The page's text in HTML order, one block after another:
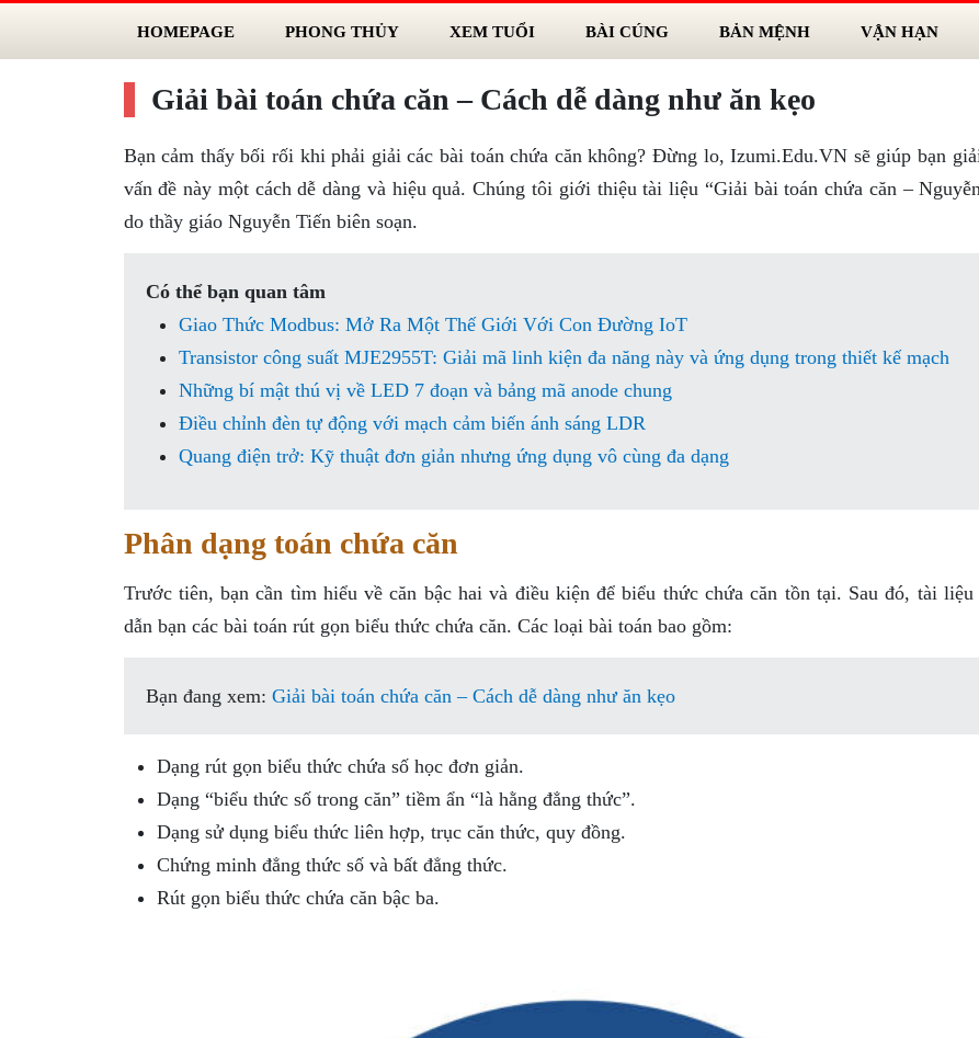
HOMEPAGE PHONG THỦY XEM TUỔI BÀI CÚNG BẢN MỆNH VẬN HẠN
Giải bài toán chứa căn – Cách dễ dàng như ăn kẹo
Bạn cảm thấy bối rối khi phải giải các bài toán chứa căn không? Đừng lo, Izumi.Edu.VN sẽ giúp bạn
vấn đề này một cách dễ dàng và hiệu quả. Chúng tôi giới thiệu tài liệu “Giải bài toán chứa căn –
do thầy giáo Nguyễn Tiến biên soạn.
Có thể bạn quan tâm
Giao Thức Modbus: Mở Ra Một Thế Giới Với Con Đường IoT
Transistor công suất MJE2955T: Giải mã linh kiện đa năng này và ứng dụng trong thiết kế mạch
Những bí mật thú vị về LED 7 đoạn và bảng mã anode chung
Điều chỉnh đèn tự động với mạch cảm biến ánh sáng LDR
Quang điện trở: Kỹ thuật đơn giản nhưng ứng dụng vô cùng đa dạng
Phân dạng toán chứa căn
Trước tiên, bạn cần tìm hiểu về căn bậc hai và điều kiện để biểu thức chứa căn tồn tại. Sau đó, tài liệu
dẫn bạn các bài toán rút gọn biểu thức chứa căn. Các loại bài toán bao gồm:
Bạn đang xem: Giải bài toán chứa căn – Cách dễ dàng như ăn kẹo
Dạng rút gọn biểu thức chứa số học đơn giản.
Dạng “biểu thức số trong căn” tiềm ẩn “là hằng đẳng thức”.
Dạng sử dụng biểu thức liên hợp, trục căn thức, quy đồng.
Chứng minh đẳng thức số và bất đẳng thức.
Rút gọn biểu thức chứa căn bậc ba.